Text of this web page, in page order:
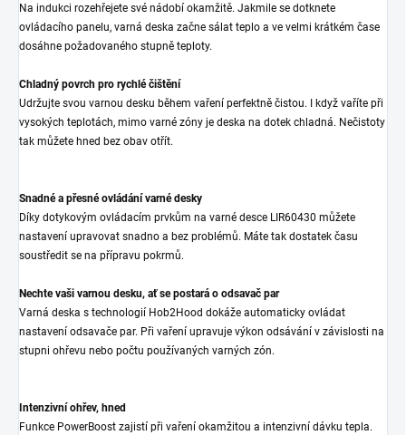
Na indukci rozehřejete své nádobí okamžitě. Jakmile se dotknete
ovládacího panelu, varná deska začne sálat teplo a ve velmi krátkém čase
dosáhne požadovaného stupně teploty.
Chladný povrch pro rychlé čištění
Udržujte svou varnou desku během vaření perfektně čistou. I když vaříte při
vysokých teplotách, mimo varné zóny je deska na dotek chladná. Nečistoty
tak můžete hned bez obav otřít.
Snadné a přesné ovládání varné desky
Díky dotykovým ovládacím prvkům na varné desce LIR60430 můžete
nastavení upravovat snadno a bez problémů. Máte tak dostatek času
soustředit se na přípravu pokrmů.
Nechte vaši varnou desku, ať se postará o odsavač par
Varná deska s technologií Hob2Hood dokáže automaticky ovládat
nastavení odsavače par. Při vaření upravuje výkon odsávání v závislosti na
stupni ohřevu nebo počtu používaných varných zón.
Intenzivní ohřev, hned
Funkce PowerBoost zajistí při vaření okamžitou a intenzivní dávku tepla.